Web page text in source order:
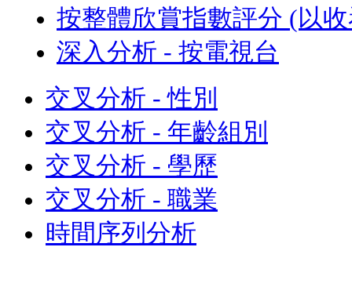
按整體欣賞指數評分 (以
深入分析 - 按電視台
交叉分析 - 性別
交叉分析 - 年齡組別
交叉分析 - 學歷
交叉分析 - 職業
時間序列分析